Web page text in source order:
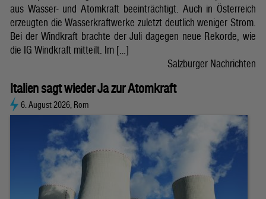
aus Wasser- und Atomkraft beeinträchtigt. Auch in Österreich
erzeugten die Wasserkraftwerke zuletzt deutlich weniger Strom.
Bei der Windkraft brachte der Juli dagegen neue Rekorde, wie
die IG Windkraft mitteilt. Im […]
Salzburger Nachrichten
Italien sagt wieder Ja zur Atomkraft
6. August 2026, Rom